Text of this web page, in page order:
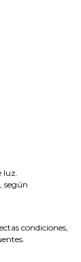
luz.
, según
condiciones,